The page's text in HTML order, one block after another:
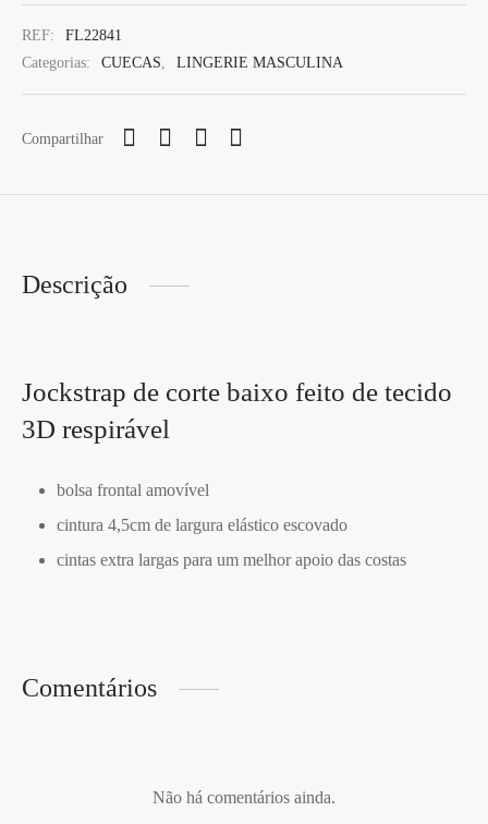
REF:
FL22841
Categorias:
CUECAS LINGERIE MASCULINA
Compartilhar
Descrição
Jockstrap de corte baixo feito de tecido
3D respirável
bolsa frontal amovível
cintura 4,5cm de largura elástico escovado
cintas extra largas para um melhor apoio das costas
Comentários
Não há comentários ainda.